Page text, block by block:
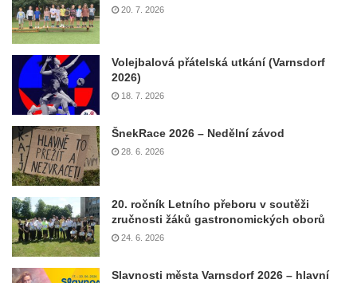
20. 7. 2026
Volejbalová přátelská utkání (Varnsdorf
2026)
18. 7. 2026
ŠnekRace 2026 – Nedělní závod
28. 6. 2026
20. ročník Letního přeboru v soutěži
zručnosti žáků gastronomických oborů
24. 6. 2026
Slavnosti města Varnsdorf 2026 – hlavní